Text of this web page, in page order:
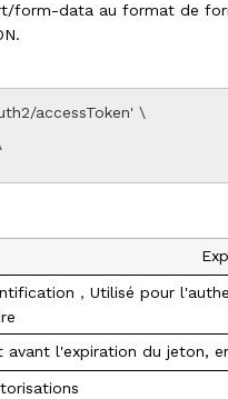
form-data au format de
accessToken' \
， Utilisé pour
avant l'expiration du jeton,